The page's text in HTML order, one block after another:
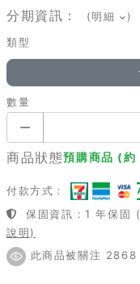
分期資訊： (明細 )
類型
數量
商品狀態預購商品 (
付款方式：
保固資訊：1 年保固
說明)
此商品被關注 2868